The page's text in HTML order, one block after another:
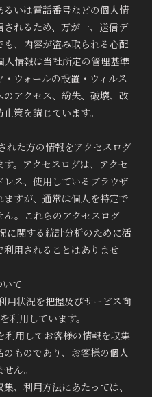
いは電話番号などの個人情
れるため、万が一、送信デ
、内容が盗み取られる心配
情報は当社所定の管理基準
ウォールの設置・ウィルス
アクセス、紛失、破壊、改
策を講じています。
れた方の情報をアクセスログ
。アクセスログは、アクセ
ス、使用しているブラウザ
すが、通常は個人を特定で
ん。これらのアクセスログ
に関する統計分析のために活
用されることはありませ
て
用状況を把握及びサービス向
用しています。
用してお客様の情報を収集
ものであり、お客様の個人
ん。
、利用方法にあたっては、